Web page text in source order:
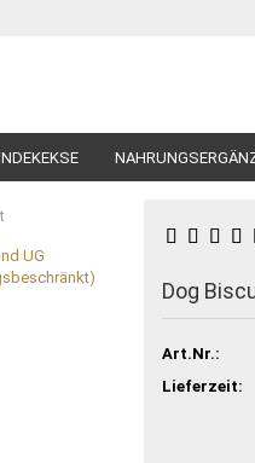
UG
Dog
Art.Nr.:
Lieferzeit: